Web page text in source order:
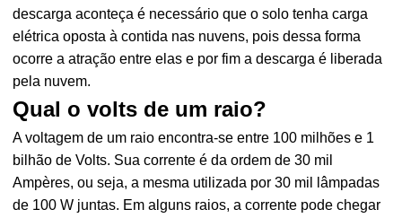
descarga aconteça é necessário que o solo tenha carga
elétrica oposta à contida nas nuvens, pois dessa forma
ocorre a atração entre elas e por fim a descarga é liberada
pela nuvem.
Qual o volts de um raio?
A voltagem de um raio encontra-se entre 100 milhões e 1
bilhão de Volts. Sua corrente é da ordem de 30 mil
Ampères, ou seja, a mesma utilizada por 30 mil lâmpadas
de 100 W juntas. Em alguns raios, a corrente pode chegar